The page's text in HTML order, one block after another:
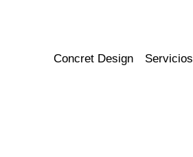
Concret Design Servicios